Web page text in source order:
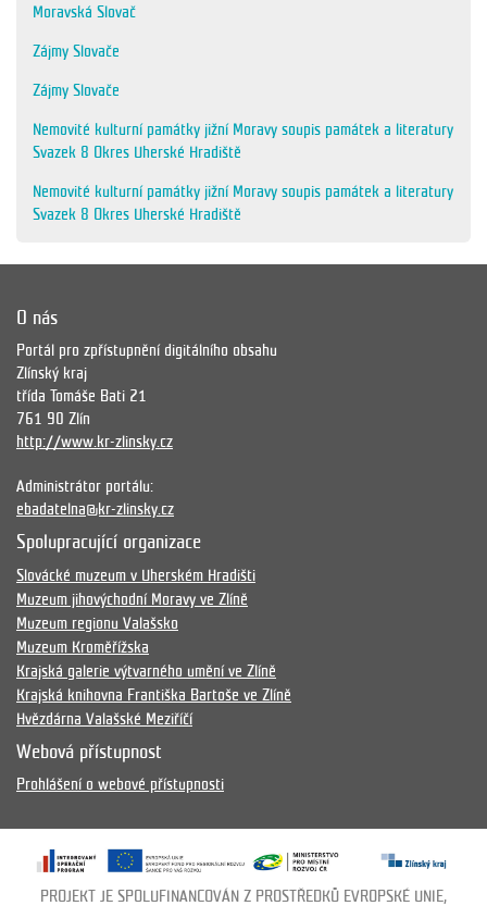
Moravská Slovač
Zájmy Slovače
Zájmy Slovače
Nemovité kulturní památky jižní Moravy soupis památek a literatury
Svazek 8 Okres Uherské Hradiště
Nemovité kulturní památky jižní Moravy soupis památek a literatury
Svazek 8 Okres Uherské Hradiště
O nás
Portál pro zpřístupnění digitálního obsahu
Zlínský kraj
třída Tomáše Bati 21
761 90 Zlín
http://www.kr-zlinsky.cz
Administrátor portálu:
ebadatelna@kr-zlinsky.cz
Spolupracující organizace
Slovácké muzeum v Uherském Hradišti
Muzeum jihovýchodní Moravy ve Zlíně
Muzeum regionu Valašsko
Muzeum Kroměřížska
Krajská galerie výtvarného umění ve Zlíně
Krajská knihovna Františka Bartoše ve Zlíně
Hvězdárna Valašské Meziříčí
Webová přístupnost
Prohlášení o webové přístupnosti
PROJEKT JE SPOLUFINANCOVÁN Z PROSTŘEDKŮ EVROPSKÉ UNIE,